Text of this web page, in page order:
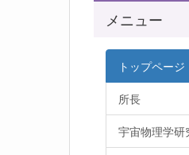
メニュー
トップページ
所長
宇宙物理学研